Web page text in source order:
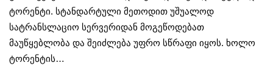
ტორენტი. სტანდარტული მეთოდით უშუალოდ
სატრანსლაციო სერვერიდან მოგეწოდებათ
მაუწყებლობა და შეიძლება უფრო სწრაფი იყოს. ხოლო
ტორენტის…